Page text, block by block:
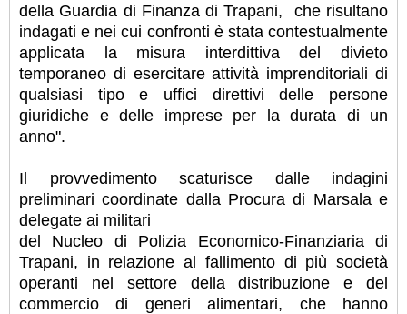
della Guardia di Finanza di Trapani, che risultano
indagati e nei cui confronti è stata contestualmente
applicata la misura interdittiva del divieto
temporaneo di esercitare attività imprenditoriali di
qualsiasi tipo e uffici direttivi delle persone
giuridiche e delle imprese per la durata di un
anno".
Il provvedimento scaturisce dalle indagini
preliminari coordinate dalla Procura di Marsala e
delegate ai militari
del Nucleo di Polizia Economico-Finanziaria di
Trapani, in relazione al fallimento di più società
operanti nel settore della distribuzione e del
commercio di generi alimentari, che hanno